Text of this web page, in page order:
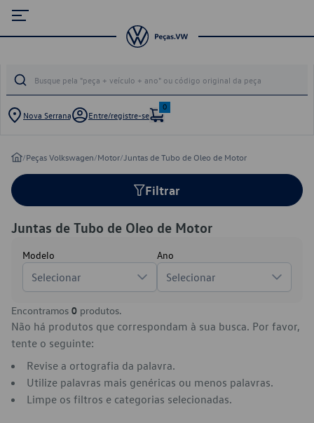
Nova Serrana Entre/registre-se
0
/Peças Volkswagen/Motor/ Juntas de Tubo de Oleo de Motor
Filtrar
Juntas de Tubo de Oleo de Motor
Modelo
Selecionar
Ano
Selecionar
Encontramos 0 produtos.
Não há produtos que correspondam à sua busca. Por favor,
tente o seguinte:
Revise a ortografia da palavra.
Utilize palavras mais genéricas ou menos palavras.
Limpe os filtros e categorias selecionadas.